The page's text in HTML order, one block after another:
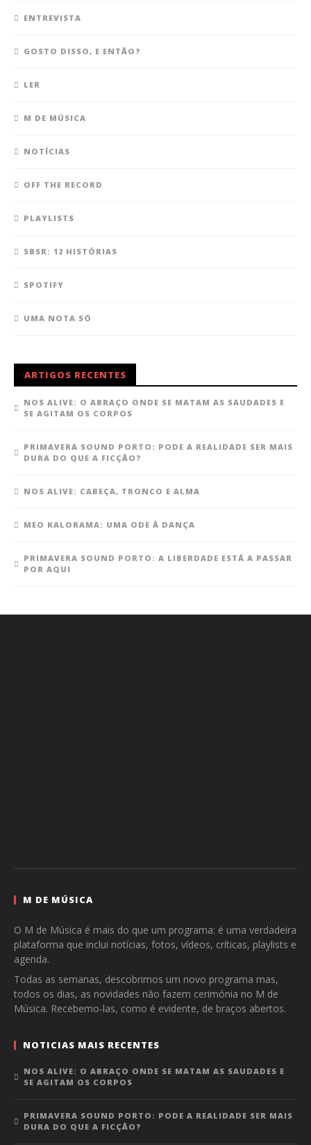
ENTREVISTA
GOSTO DISSO, E ENTÃO?
LER
M DE MÚSICA
NOTÍCIAS
OFF THE RECORD
PLAYLISTS
SBSR: 12 HISTÓRIAS
SPOTIFY
UMA NOTA SÓ
ARTIGOS RECENTES
NOS ALIVE: O ABRAÇO ONDE SE MATAM AS SAUDADES E
SE AGITAM OS CORPOS
PRIMAVERA SOUND PORTO: PODE A REALIDADE SER MAIS
DURA DO QUE A FICÇÃO?
NOS ALIVE: CABEÇA, TRONCO E ALMA
MEO KALORAMA: UMA ODE À DANÇA
PRIMAVERA SOUND PORTO: A LIBERDADE ESTÁ A PASSAR
POR AQUI
M DE MÚSICA
O M de Música é mais do que um programa: é uma verdadeira
plataforma que inclui notícias, fotos, vídeos, críticas, playlists e
agenda.
Todas as semanas, descobrimos um novo programa mas,
todos os dias, as novidades não fazem cerimónia no M de
Música. Recebemo-las, como é evidente, de braços abertos.
NOTICIAS MAIS RECENTES
NOS ALIVE: O ABRAÇO ONDE SE MATAM AS SAUDADES E
SE AGITAM OS CORPOS
PRIMAVERA SOUND PORTO: PODE A REALIDADE SER MAIS
DURA DO QUE A FICÇÃO?